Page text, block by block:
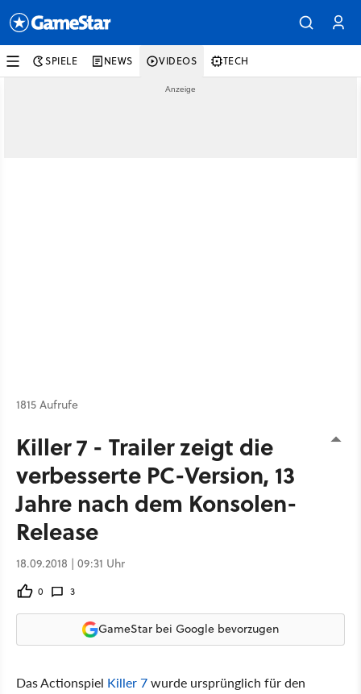
SPIELE NEWS VIDEOS TECH
1815 Aufrufe
Killer 7 - Trailer zeigt die
verbesserte PC-Version, 13
Jahre nach dem Konsolen-
Release
18.09.2018 | 09:31 Uhr
0 3
GameStar bei Google bevorzugen
Das Actionspiel Killer 7wurde ursprünglich für den